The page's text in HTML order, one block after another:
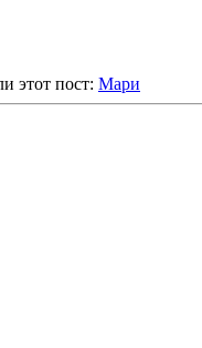
этот пост: Мари